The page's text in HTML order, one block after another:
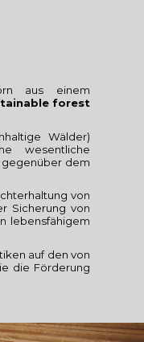
aus einem
forest
Wälder)
wesentliche
dem
von
Sicherung von
lebensfähigem
auf den von
die Förderung